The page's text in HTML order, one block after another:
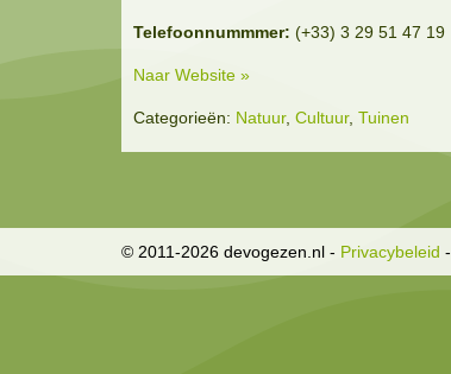
Telefoonnummmer: (+33) 3 29 51 47 19
Naar Website »
Categorieën: Natuur, Cultuur, Tuinen
© 2011-2026 devogezen.nl - Privacybeleid -